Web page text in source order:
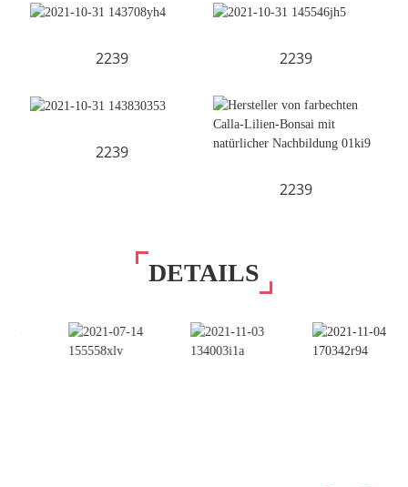
2239 2239
2239
2239
DETAILS